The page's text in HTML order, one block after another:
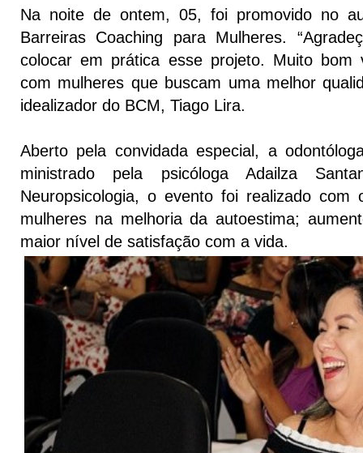
Na noite de ontem, 05, foi promovido no
Barreiras Coaching para Mulheres.
colocar em prática esse projeto. Muito bom
com mulheres que buscam uma melhor
idealizador do BCM, Tiago Lira.
Aberto pela convidada especial, a
ministrado pela psicóloga Adailza
Neuropsicologia, o evento foi realizado com
mulheres na melhoria da autoestima;
maior nível de satisfação com a vida.